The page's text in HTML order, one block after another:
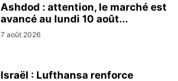
Ashdod : attention, le marché est
avancé au lundi 10 août...
7 août 2026
Israël : Lufthansa renforce